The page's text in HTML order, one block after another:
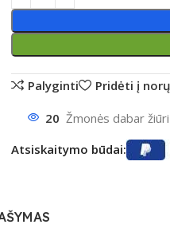
Palyginti Pridėti į
20 Žmonės dabar
Atsiskaitymo būdai: